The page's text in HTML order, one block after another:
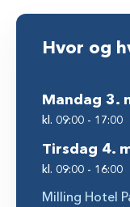
Hvor og
mandag
kl. 09:00 - 17:00
tirsdag 4.
kl. 09:00 - 16:00
Milling Hotel